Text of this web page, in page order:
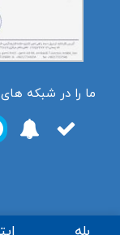
ما را در شبکه